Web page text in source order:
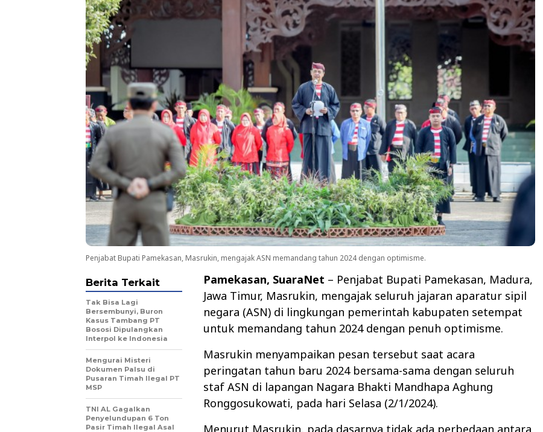
Penjabat Bupati Pamekasan, Masrukin, mengajak ASN memandang tahun 2024 dengan optimisme.
Pamekasan, SuaraNet – Penjabat Bupati Pamekasan, Madura,
Jawa Timur, Masrukin, mengajak seluruh jajaran aparatur sipil
negara (ASN) di lingkungan pemerintah kabupaten setempat
untuk memandang tahun 2024 dengan penuh optimisme.
Masrukin menyampaikan pesan tersebut saat acara
peringatan tahun baru 2024 bersama-sama dengan seluruh
staf ASN di lapangan Nagara Bhakti Mandhapa Aghung
Ronggosukowati, pada hari Selasa (2/1/2024).
Menurut Masrukin, pada dasarnya tidak ada perbedaan antara
Berita Terkait
Tak Bisa Lagi
Bersembunyi, Buron
Kasus Tambang PT
Bososi Dipulangkan
Interpol ke Indonesia
Mengurai Misteri
Dokumen Palsu di
Pusaran Timah Ilegal PT
MSP
TNI AL Gagalkan
Penyelundupan 6 Ton
Pasir Timah Ilegal Asal